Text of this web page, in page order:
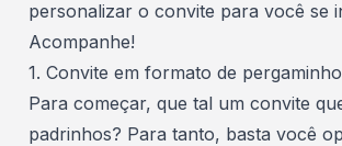
personalizar o convite para você se
Acompanhe!
1. Convite em formato de pergaminho
Para começar, que tal um convite
padrinhos? Para tanto, basta você